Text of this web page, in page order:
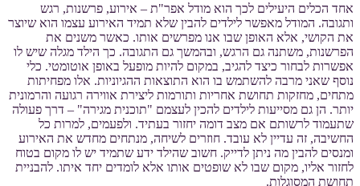
אחד הכלים היעילים לכך הוא מודל אפר"ת – אירוע, פרשנות, רגש
ותגובה. המודל מאפשר לילדים להבין שלא תמיד האירוע עצמו הוא שיוצר
את הקושי, אלא האופן שבו אנו מפרשים אותו. כאשר משנים את
הפרשנות, משתנה גם הרגש, ובהמשך גם התגובה. כך הילד מגלה שיש לו
אפשרות לבחור כיצד להגיב, במקום להיות מופעל באופן אוטומטי. כלי
נוסף שאני מרבה להשתמש בו הוא התוצאות ההגיוניות. אלו מפחיתות
מתחים, מחזקות תחושת אחריות ותורמות ליצירת אווירה רגועה והרמונית
יותר. הן גם מסייעות לילדים להכין לעצמם "תוכנית מגירה" – דרך פעולה
שתעמוד לרשותם אם מצב דומה יחזור בעתיד. ולפעמים, למרות כל
החשיבה, זה עדיין לא עובד. חוזרים לשיחה, מנתחים מחדש את האירוע
ומנסים להבין מה ניתן לדייק. חשוב שהילד ידע שתמיד יש לו מקום בטוח
לחזור אליו, מקום שבו לא שופטים אותו אלא לומדים יחד איתו. להבניית
תחושת המסוגלות.